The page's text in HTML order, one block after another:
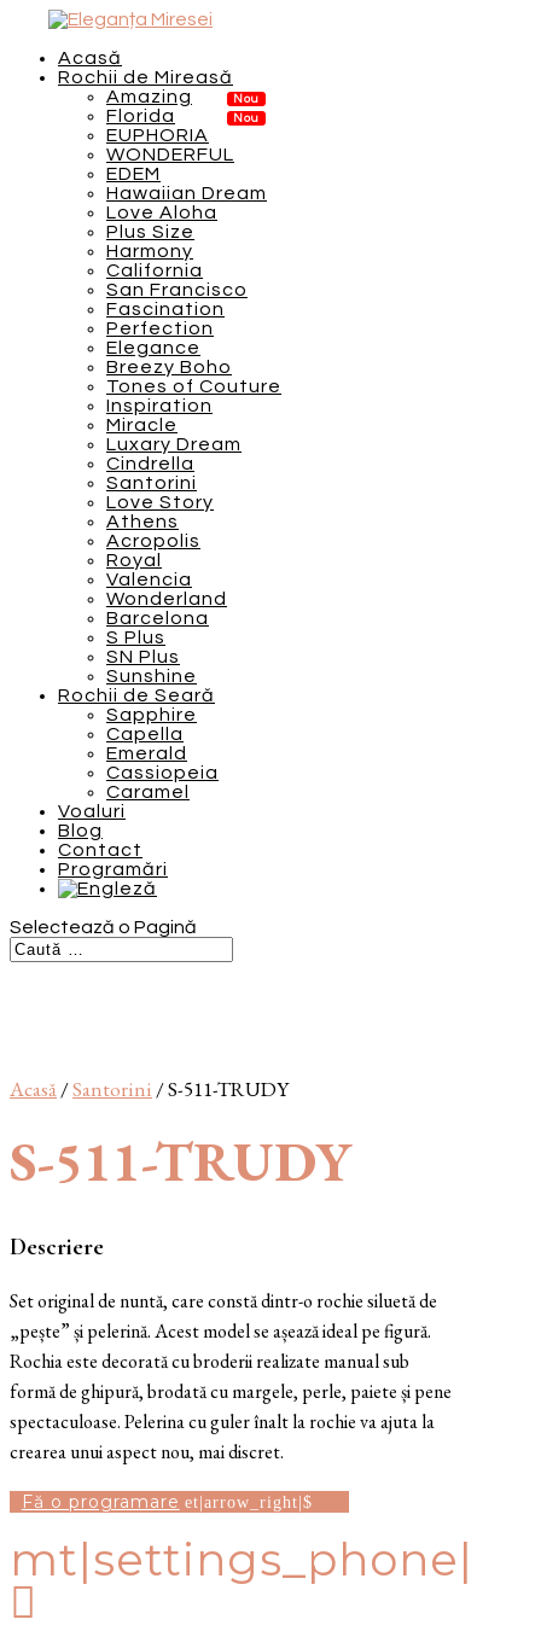
Acasă
Rochii de Mireasă
Amazing
Florida
EUPHORIA
WONDERFUL
EDEM
Hawaiian Dream
Love Aloha
Plus Size
Harmony
California
San Francisco
Fascination
Perfection
Elegance
Breezy Boho
Tones of Couture
Inspiration
Miracle
Luxary Dream
Cindrella
Santorini
Love Story
Athens
Acropolis
Royal
Valencia
Wonderland
Barcelona
S Plus
SN Plus
Sunshine
Rochii de Seară
Sapphire
Capella
Emerald
Cassiopeia
Caramel
Voaluri
Blog
Contact
Programări
Selectează o Pagină
Acasă/Santorini / S-511-TRUDY
S-511-TRUDY
Descriere
Set original de nuntă, care constă dintr-o rochie siluetă de
„pește” și pelerină. Acest model se așează ideal pe figură.
Rochia este decorată cu broderii realizate manual sub
formă de ghipură, brodată cu margele, perle, paiete și pene
spectaculoase. Pelerina cu guler înalt la rochie va ajuta la
crearea unui aspect nou, mai discret.
Fă o programare
mt|settings_phone|
